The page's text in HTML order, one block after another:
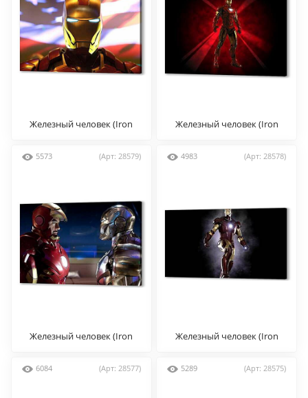
Железный человек (Iron
Железный человек (Iron
5573 (Арт: 28579)
Железный человек (Iron
4983 (Арт: 28578)
Железный человек (Iron
6084 (Арт: 28577) 5289 (Арт: 28575)